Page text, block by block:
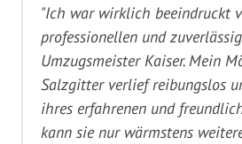
"Ich war wirklich beeindruckt
professionellen und
Umzugsmeister Kaiser. Mein
Salzgitter verlief reibungslos
ihres erfahrenen und
kann sie nur wärmstens